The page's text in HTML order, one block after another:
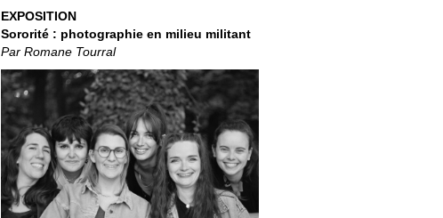
EXPOSITION
Sororité : photographie en milieu militant
Par Romane Tourral